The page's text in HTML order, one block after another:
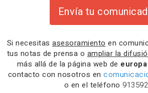
Envía tu
Si necesitas asesoramiento en
tus notas de prensa o ampliar la
más allá de la página web de europa
contacto con nosotros en
o en el teléfono